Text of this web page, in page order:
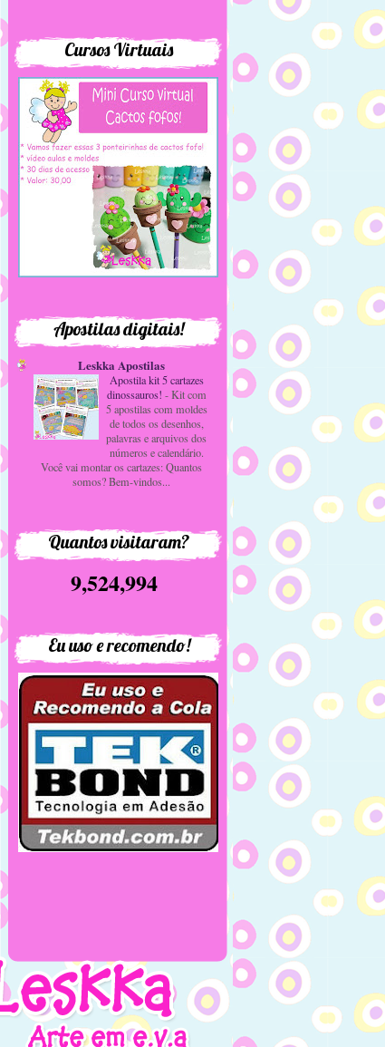
Cursos Virtuais
Apostilas digitais!
Leskka Apostilas
Apostila kit 5 cartazes
dinossauros! -Kit com
5 apostilas com moldes
de todos os desenhos,
palavras e arquivos dos
números e calendário.
Você vai montar os cartazes: Quantos
somos? Bem-vindos...
Quantos visitaram?
9,524,994
Eu uso e recomendo!